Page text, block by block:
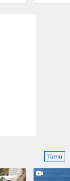
Tümü